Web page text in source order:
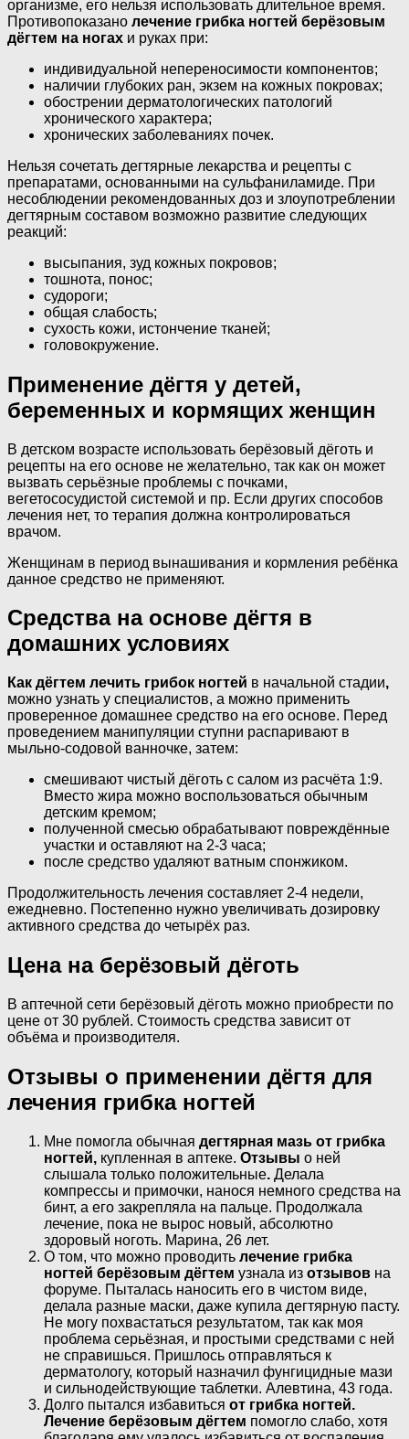
организме, его нельзя использовать длительное время.
Противопоказано лечение грибка ногтей берёзовым
дёгтем на ногах и руках при:
индивидуальной непереносимости компонентов;
наличии глубоких ран, экзем на кожных покровах;
обострении дерматологических патологий
хронического характера;
хронических заболеваниях почек.
Нельзя сочетать дегтярные лекарства и рецепты с
препаратами, основанными на сульфаниламиде. При
несоблюдении рекомендованных доз и злоупотреблении
дегтярным составом возможно развитие следующих
реакций:
высыпания, зуд кожных покровов;
тошнота, понос;
судороги;
общая слабость;
сухость кожи, истончение тканей;
головокружение.
Применение дёгтя у детей,
беременных и кормящих женщин
В детском возрасте использовать берёзовый дёготь и
рецепты на его основе не желательно, так как он может
вызвать серьёзные проблемы с почками,
вегетососудистой системой и пр. Если других способов
лечения нет, то терапия должна контролироваться
врачом.
Женщинам в период вынашивания и кормления ребёнка
данное средство не применяют.
Средства на основе дёгтя в
домашних условиях
Как дёгтем лечить грибок ногтей в начальной стадии,
можно узнать у специалистов, а можно применить
проверенное домашнее средство на его основе. Перед
проведением манипуляции ступни распаривают в
мыльно-содовой ванночке, затем:
смешивают чистый дёготь с салом из расчёта 1:9.
Вместо жира можно воспользоваться обычным
детским кремом;
полученной смесью обрабатывают повреждённые
участки и оставляют на 2-3 часа;
после средство удаляют ватным спонжиком.
Продолжительность лечения составляет 2-4 недели,
ежедневно. Постепенно нужно увеличивать дозировку
активного средства до четырёх раз.
Цена на берёзовый дёготь
В аптечной сети берёзовый дёготь можно приобрести по
цене от 30 рублей. Стоимость средства зависит от
объёма и производителя.
Отзывы о применении дёгтя для
лечения грибка ногтей
Мне помогла обычная дегтярная мазь от грибка
ногтей, купленная в аптеке. Отзывы о ней
слышала только положительные. Делала
компрессы и примочки, нанося немного средства на
бинт, а его закрепляла на пальце. Продолжала
лечение, пока не вырос новый, абсолютно
здоровый ноготь. Марина, 26 лет.
О том, что можно проводить лечение грибка
ногтей берёзовым дёгтем узнала из отзывов на
форуме. Пыталась наносить его в чистом виде,
делала разные маски, даже купила дегтярную пасту.
Не могу похвастаться результатом, так как моя
проблема серьёзная, и простыми средствами с ней
не справишься. Пришлось отправляться к
дерматологу, который назначил фунгицидные мази
и сильнодействующие таблетки. Алевтина, 43 года.
Долго пытался избавиться от грибка ногтей.
Лечение берёзовым дёгтем помогло слабо, хотя